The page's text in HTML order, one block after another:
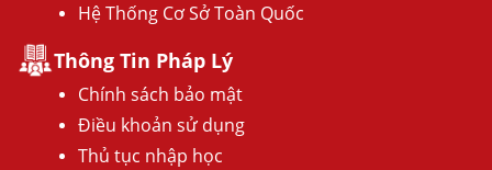
Hệ Thống Cơ Sở Toàn Quốc
Thông Tin Pháp Lý
Chính sách bảo mật
Điều khoản sử dụng
Thủ tục nhập học